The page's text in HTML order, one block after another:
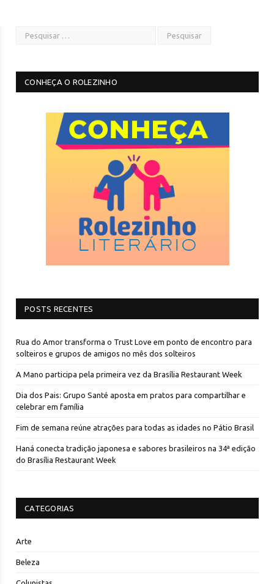
CONHEÇA O ROLEZINHO
POSTS RECENTES
Rua do Amor transforma o Trust Love em ponto de encontro para
solteiros e grupos de amigos no mês dos solteiros
A Mano participa pela primeira vez da Brasília Restaurant Week
Dia dos Pais: Grupo Santé aposta em pratos para compartilhar e
celebrar em família
Fim de semana reúne atrações para todas as idades no Pátio Brasil
Haná conecta tradição japonesa e sabores brasileiros na 34ª edição
do Brasília Restaurant Week
CATEGORIAS
Arte
Beleza